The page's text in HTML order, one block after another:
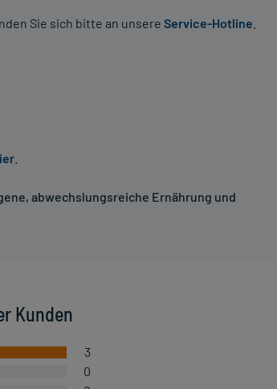
Sie sich bitte an unsere Service-Hotline
abwechslungsreiche Ernährung und
Kunden
3
0